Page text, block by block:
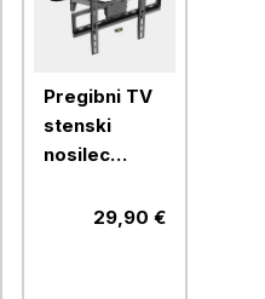
Pregibni TV
stenski
nosilec
56'', do 45
29,90 €